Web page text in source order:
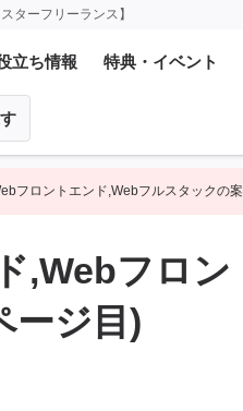
ターフリーランス】
立ち情報 特典・イベント
フロントエンド,Webフルスタックの
,Webフロ
ージ目)